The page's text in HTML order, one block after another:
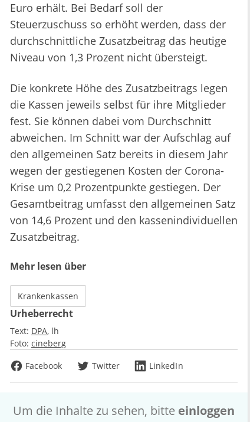
Euro erhält. Bei Bedarf soll der
Steuerzuschuss so erhöht werden, dass der
durchschnittliche Zusatzbeitrag das heutige
Niveau von 1,3 Prozent nicht übersteigt.
Die konkrete Höhe des Zusatzbeitrags legen
die Kassen jeweils selbst für ihre Mitglieder
fest. Sie können dabei vom Durchschnitt
abweichen. Im Schnitt war der Aufschlag auf
den allgemeinen Satz bereits in diesem Jahr
wegen der gestiegenen Kosten der Corona-
Krise um 0,2 Prozentpunkte gestiegen. Der
Gesamtbeitrag umfasst den allgemeinen Satz
von 14,6 Prozent und den kassenindividuellen
Zusatzbeitrag.
Mehr lesen über
Krankenkassen
Urheberrecht
Text: DPA lh
Foto: cineberg
Facebook
Twitter LinkedIn
Um die Inhalte zu sehen, bitte einloggen